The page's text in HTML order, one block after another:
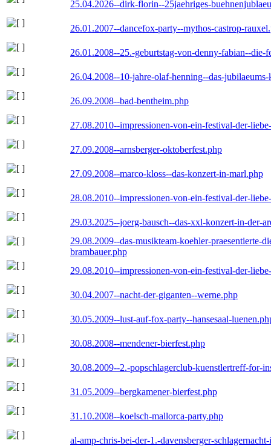
25.04.2026--dirk-florin--25jaehriges-
26.01.2007--dancefox-party--mythos-castrop-
26.01.2008--25.-geburtstag-von-denny-fabian--die-
26.04.2008--10-jahre-olaf-henning--das-
26.09.2008--bad-bentheim.php
27.08.2010--impressionen-von-ein-festival-der-
27.09.2008--arnsberger-oktoberfest.php
27.09.2008--marco-kloss--das-konzert-in-marl.php
28.08.2010--impressionen-von-ein-festival-der-
29.03.2025--joerg-bausch--das-xxl-konzert-in-der-
29.08.2009--das-musikteam-koehler-praesentierte-
brambauer.php
29.08.2010--impressionen-von-ein-festival-der-
30.04.2007--nacht-der-giganten--werne.php
30.05.2009--lust-auf-fox-party--hansesaal-
30.08.2008--mendener-bierfest.php
30.08.2009--2.-popschlagerclub-kuenstlertreff-for-
31.05.2009--bergkamener-bierfest.php
31.10.2008--koelsch-mallorca-party.php
al-amp-chris-bei-der-1.-davensberger-